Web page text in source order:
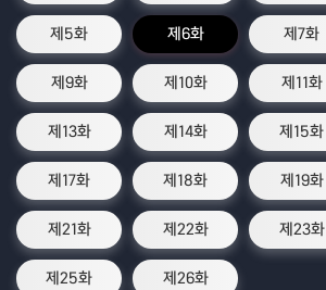
제5화 제6화 제7화
제9화 제10화 제11화
제13화 제14화 제15화
제17화 제18화 제19화
제21화 제22화 제23화
제25화 제26화